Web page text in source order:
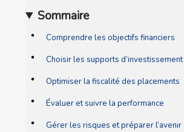
Sommaire
Comprendre les objectifs financiers
Choisir les supports d’investissement
Optimiser la fiscalité des placements
Évaluer et suivre la performance
Gérer les risques et préparer l’avenir